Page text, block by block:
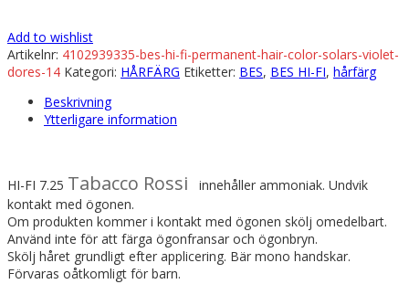
Add to wishlist
Artikelnr: 4102939335-bes-hi-fi-permanent-hair-color-solars-violet-
dores-14 Kategori: HÅRFÄRG Etiketter: BES, BES HI-FI, hårfärg
Beskrivning
Ytterligare information
HI-FI 7.25 Tabacco Rossi innehåller ammoniak. Undvik
kontakt med ögonen.
Om produkten kommer i kontakt med ögonen skölj omedelbart.
Använd inte för att färga ögonfransar och ögonbryn.
Skölj håret grundligt efter applicering. Bär mono handskar.
Förvaras oåtkomligt för barn.